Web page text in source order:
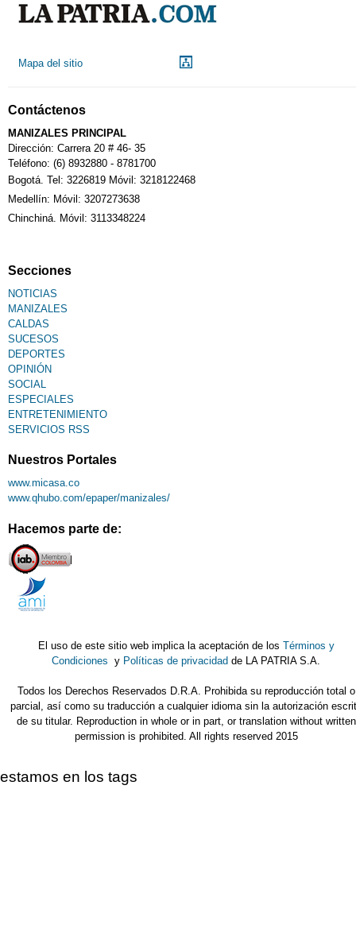
Mapa del sitio
Contáctenos
MANIZALES PRINCIPAL
Dirección: Carrera 20 # 46- 35
Teléfono: (6) 8932880 - 8781700
Bogotá. Tel: 3226819 Móvil: 3218122468
Medellín: Móvil: 3207273638
Chinchiná. Móvil: 3113348224
Secciones
NOTICIAS
MANIZALES
CALDAS
SUCESOS
DEPORTES
OPINIÓN
SOCIAL
ESPECIALES
ENTRETENIMIENTO
SERVICIOS RSS
Nuestros Portales
www.micasa.co
www.qhubo.com/epaper/manizales/
Hacemos parte de:
El uso de este sitio web implica la aceptación de los Términos y
Condiciones y Políticas de privacidad de LA PATRIA S.A.
Todos los Derechos Reservados D.R.A. Prohibida su reproducción total o
parcial, así como su traducción a cualquier idioma sin la autorización
de su titular. Reproduction in whole or in part, or translation without written
permission is prohibited. All rights reserved 2015
estamos en los tags